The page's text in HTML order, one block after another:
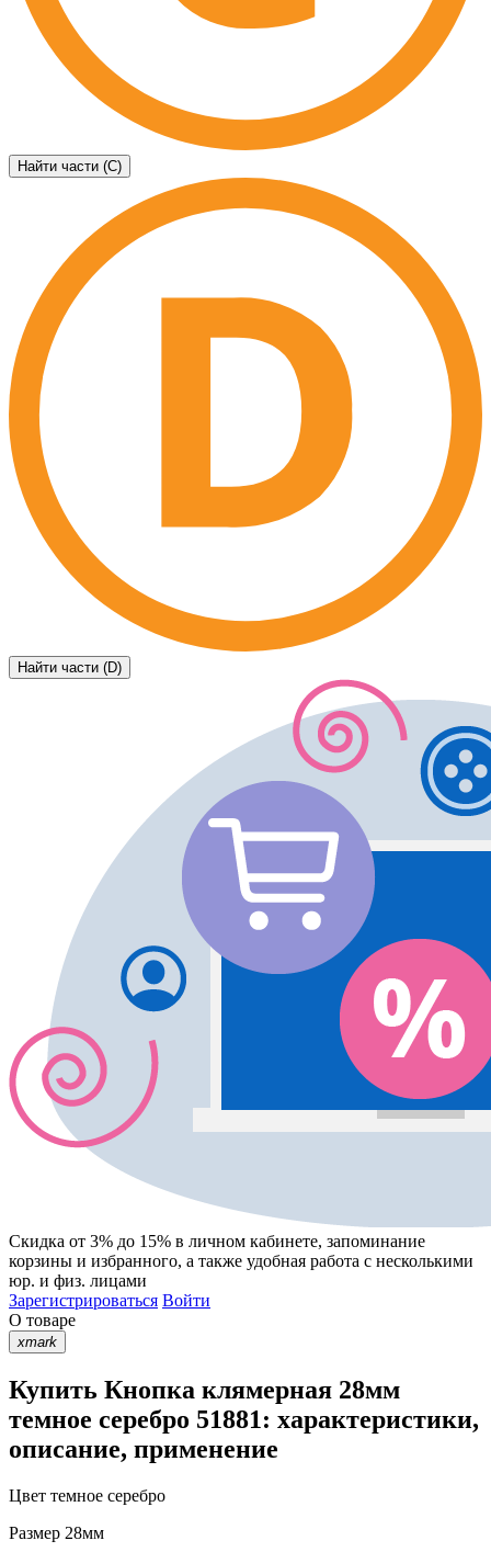
Найти части (C)
Найти части (D)
Скидка от 3% до 15% в личном кабинете, запоминание
корзины и избранного, а также удобная работа с несколькими
юр. и физ. лицами
Зарегистрироваться Войти
О товаре
xmark
Купить Кнопка клямерная 28мм
темное серебро 51881: характеристики,
описание, применение
Цвет темное серебро
Размер 28мм